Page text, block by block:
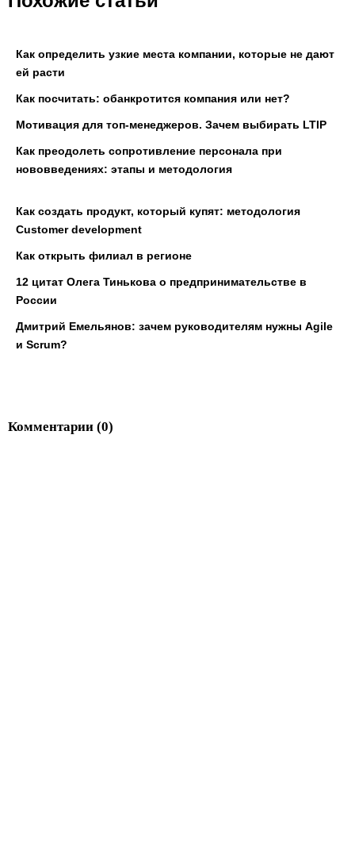
Как определить узкие места компании, которые не дают
ей расти
Как посчитать: обанкротится компания или нет?
Мотивация для топ-менеджеров. Зачем выбирать LTIP
Как преодолеть сопротивление персонала при
нововведениях: этапы и методология
Как создать продукт, который купят: методология
Customer development
Как открыть филиал в регионе
12 цитат Олега Тинькова о предпринимательстве в
России
Дмитрий Емельянов: зачем руководителям нужны Agile
и Scrum?
Комментарии (0)